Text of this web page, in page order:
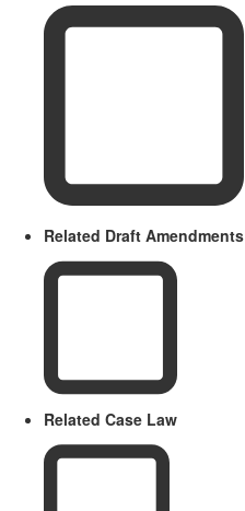
Related Draft Amendments
Related Case Law